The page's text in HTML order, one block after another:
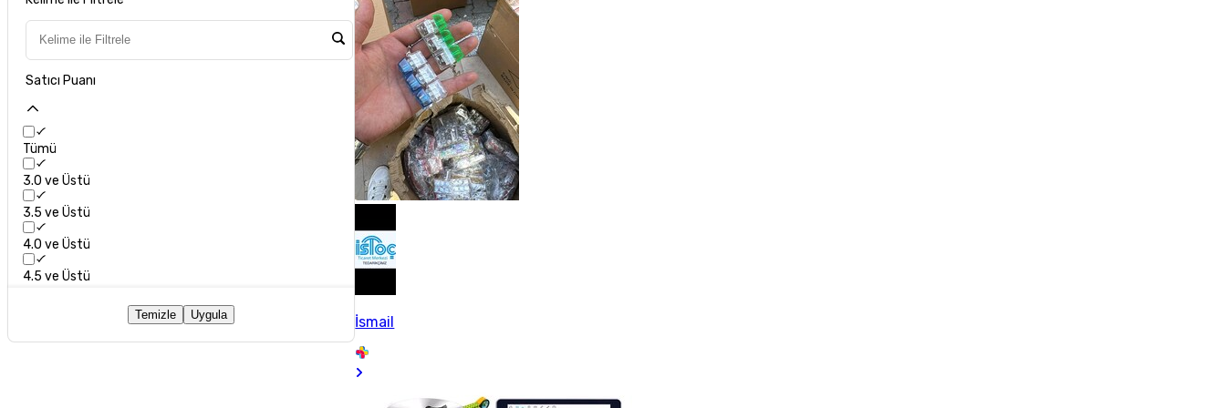
Satıcı Puanı
Tümü
3.0 ve Üstü
3.5 ve Üstü
4.0 ve Üstü
4.5 ve Üstü
Temizle Uygula İsmail